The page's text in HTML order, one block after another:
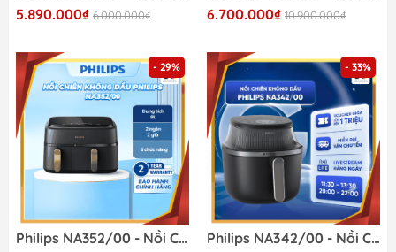
5.890.000₫ 6.000.000₫
6.700.000₫ 10.900.000₫
- 29%
Philips NA352/00 - Nồi Chiên Không Dầu Philips 2026
- 33%
Philips NA342/00 - Nồi Chiên Không Dầu Hiện Đại 2026